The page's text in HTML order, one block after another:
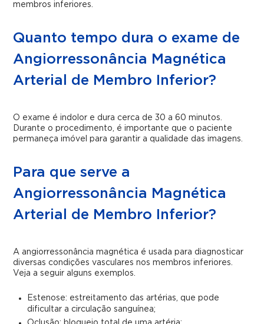
membros inferiores.
Quanto tempo dura o exame de
Angiorressonância Magnética
Arterial de Membro Inferior?
O exame é indolor e dura cerca de 30 a 60 minutos.
Durante o procedimento, é importante que o paciente
permaneça imóvel para garantir a qualidade das imagens.
Para que serve a
Angiorressonância Magnética
Arterial de Membro Inferior?
A angiorressonância magnética é usada para diagnosticar
diversas condições vasculares nos membros inferiores.
Veja a seguir alguns exemplos.
Estenose: estreitamento das artérias, que pode
dificultar a circulação sanguínea;